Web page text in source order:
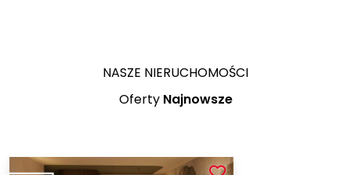
NASZE NIERUCHOMOŚCI
Oferty Najnowsze